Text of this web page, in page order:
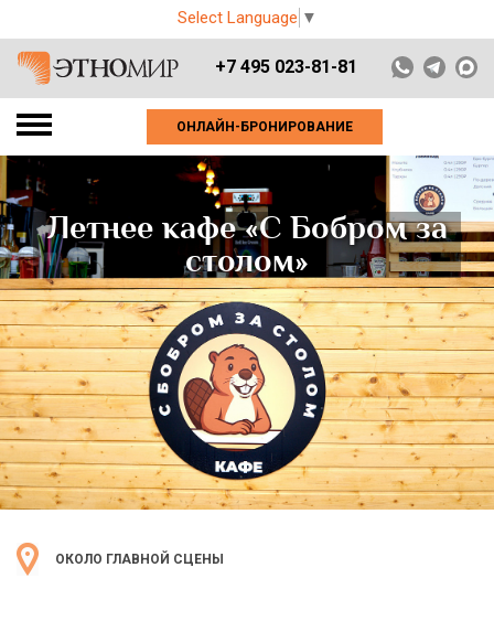
Select Language ▼
+7 495 023-81-81
ОНЛАЙН-БРОНИРОВАНИЕ
Летнее кафе «С Бобром за
столом»
ОКОЛО ГЛАВНОЙ СЦЕНЫ